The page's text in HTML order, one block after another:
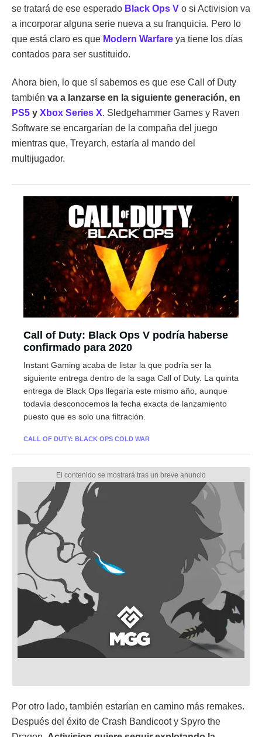
se tratará de ese esperado Black Ops V o si Activision va
a incorporar alguna serie nueva a su franquicia. Pero lo
que está claro es que Modern Warfare ya tiene los días
contados para ser sustituido.
Ahora bien, lo que sí sabemos es que ese Call of Duty
también va a lanzarse en la siguiente generación, en
PS5 y Xbox Series X. Sledgehammer Games y Raven
Software se encargarían de la compaña del juego
mientras que, Treyarch, estaría al mando del
multijugador.
Call of Duty: Black Ops V podría haberse
confirmado para 2020
Instant Gaming acaba de listar la que podría ser la
siguiente entrega dentro de la saga Call of Duty. La quinta
entrega de Black Ops llegaría este mismo año, aunque
todavía desconocemos la fecha exacta de lanzamiento
puesto que es solo una filtración.
CALL OF DUTY: BLACK OPS COLD WAR
Por otro lado, también estarían en camino más remakes.
Después del éxito de Crash Bandicoot y Spyro the